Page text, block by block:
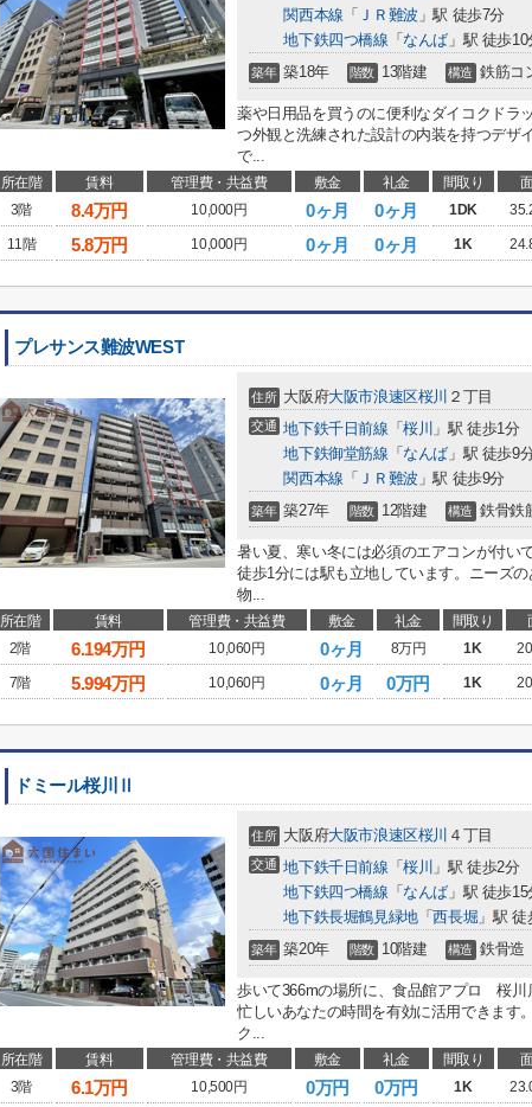
関西本線 「 ＪＲ難波 」駅 徒歩7分
地下鉄四つ橋線 「 なんば 」駅 徒歩10
築年 築18年 階数 13階建 構造 鉄筋コ
薬や日用品を買うのに便利なダイコクドラ
つ外観と洗練された設計の内装を持つデザ
で...
所在階 賃料 管理費・共益費 敷金 礼金 間取り
3階
8.4万円 10,000円 0ヶ月 0ヶ月 1DK
11階
5.8万円 10,000円 0ヶ月 0ヶ月 1K
プレサンス難波WEST
住所 大阪府大阪市浪速区桜川 ２丁目
交通 地下鉄千日前線 「桜川 」駅 徒歩1分
地下鉄御堂筋線 「 なんば 」駅 徒歩9
関西本線 「 ＪＲ難波 」駅 徒歩9分
築年 築27年 階数 12階建 構造 鉄骨鉄
暑い夏、寒い冬には必須のエアコンが付い
徒歩1分には駅も立地しています。ニーズ
物...
所在階 賃料 管理費・共益費 敷金 礼金 間取り
2階
6.194万円 10,060円 0ヶ月 8万円 1K
7階
5.994万円 10,060円 0ヶ月 0万円 1K
ドミール桜川Ⅱ
住所 大阪府大阪市浪速区桜川 ４丁目
交通 地下鉄千日前線 「桜川 」駅 徒歩2分
地下鉄四つ橋線 「 なんば 」駅 徒歩15
地下鉄長堀鶴見緑地「西長堀 」駅 徒
築年 築20年 階数 10階建 構造 鉄骨造
歩いて366mの場所に、食品館アプロ 桜川
忙しいあなたの時間を有効に活用できます
ク...
所在階 賃料 管理費・共益費 敷金 礼金 間取り
3階
6.1万円 10,500円 0万円 0万円 1K